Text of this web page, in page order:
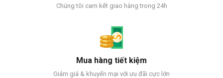
Chúng tôi cam kết giao hàng trong 24h
Mua hàng tiết kiệm
Giảm giá & khuyến mại với ưu đãi cực lớn